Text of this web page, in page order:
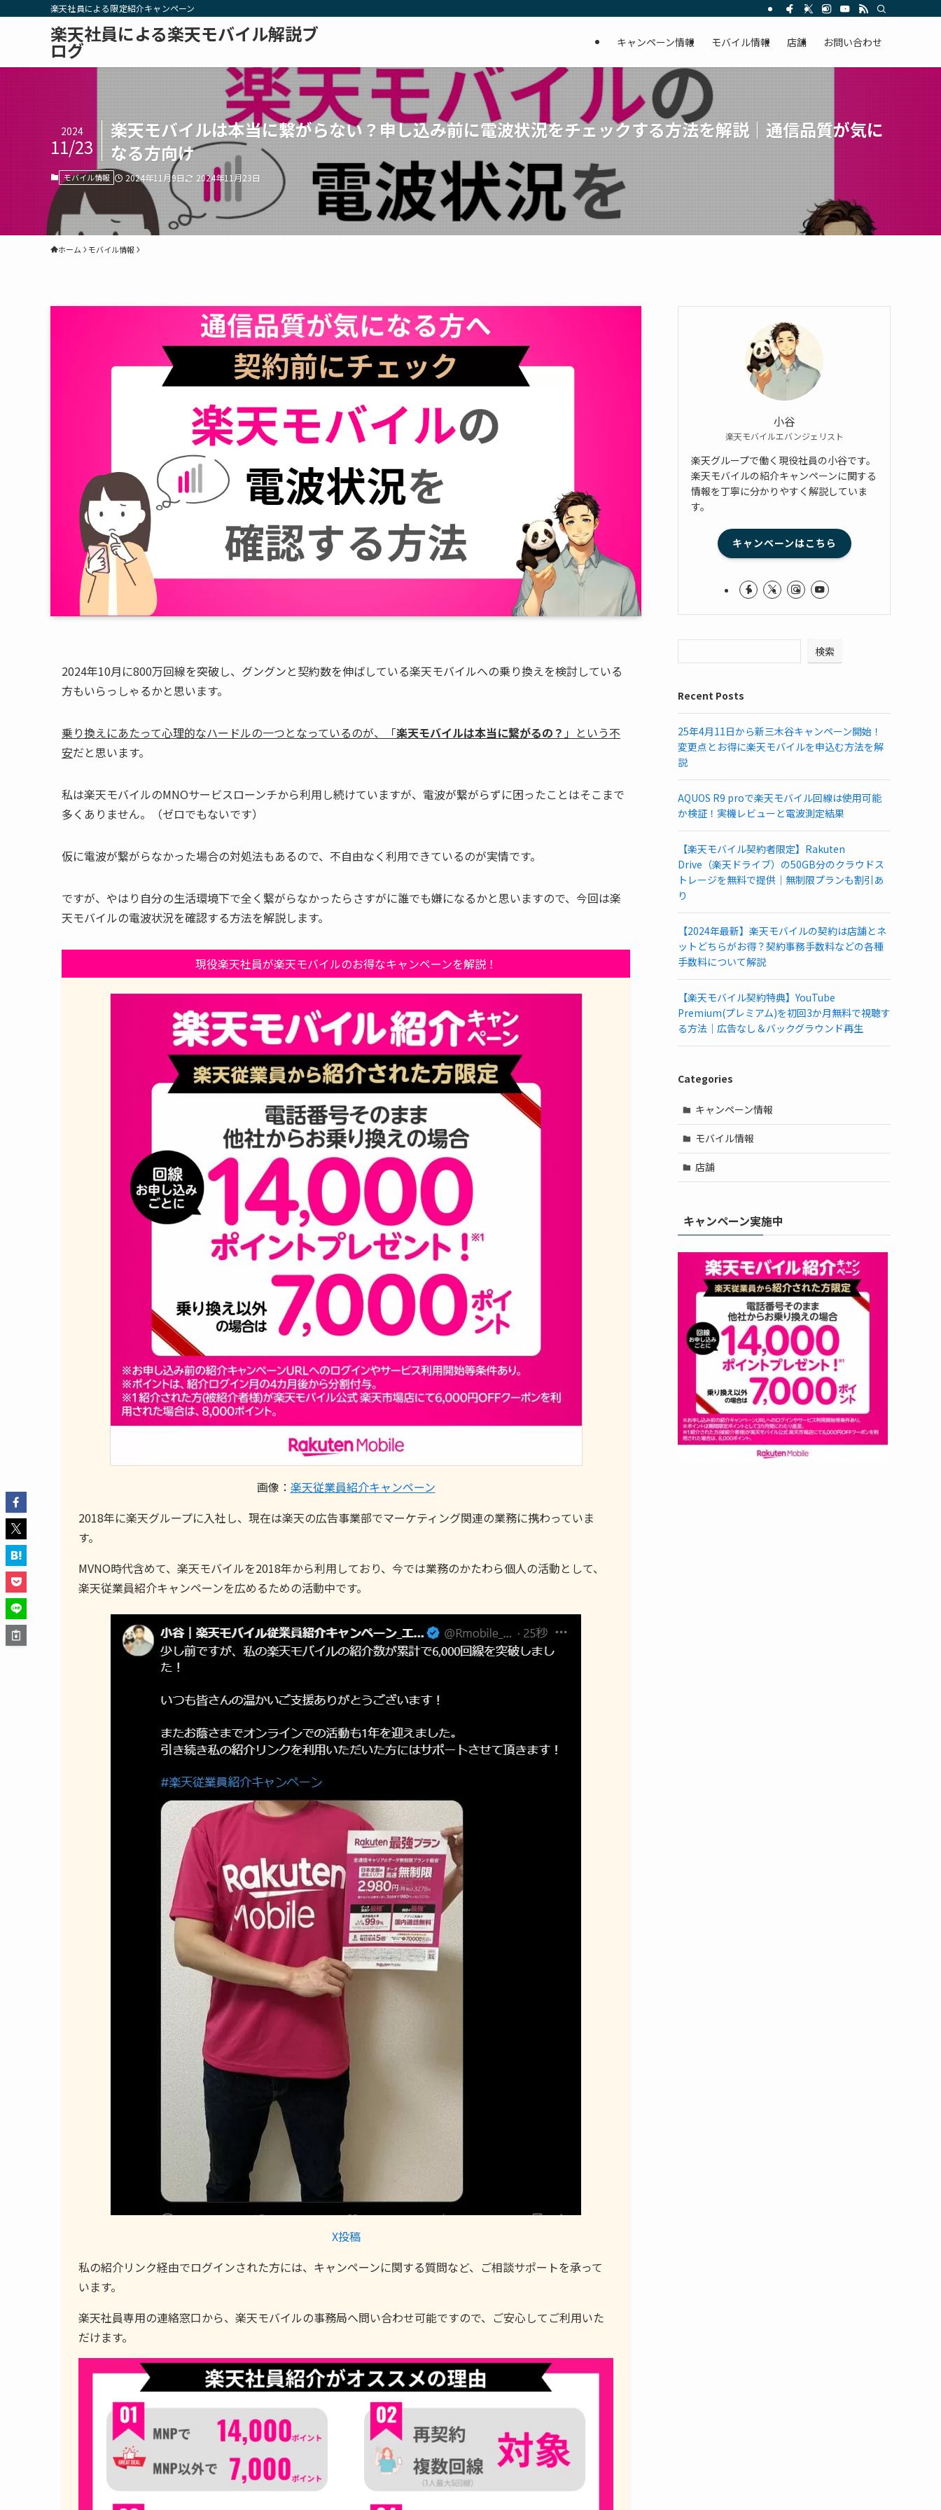
楽天社員による限定紹介キャンペーン
楽天社員による楽天モバイル解説ブ
ログ キャンペーン情報 モバイル情報 店舗 お問い合わせ
楽天モバイルは本当に繋がらない？申し込み前に電波状況をチェックする方法を解説｜通信品質が気に
なる方向け
2024
11/23
モバイル情報 2024年11月9日 2024年11月23日
ホーム モバイル情報
2024年10月に800万回線を突破し、グングンと契約数を伸ばしている楽天モバイルへの乗り換えを検討している
方もいらっしゃるかと思います。
乗り換えにあたって心理的なハードルの一つとなっているのが、「楽天モバイルは本当に繋がるの？ 」という不
安だと思います。
私は楽天モバイルのMNOサービスローンチから利用し続けていますが、電波が繋がらずに困ったことはそこまで
多くありません。（ゼロでもないです）
仮に電波が繋がらなかった場合の対処法もあるので、不自由なく利用できているのが実情です。
ですが、やはり自分の生活環境下で全く繋がらなかったらさすがに誰でも嫌になるかと思いますので、今回は楽
天モバイルの電波状況を確認する方法を解説します。
現役楽天社員が楽天モバイルのお得なキャンペーンを解説！
画像： 楽天従業員紹介キャンペーン
2018年に楽天グループに入社し、現在は楽天の広告事業部でマーケティング関連の業務に携わっていま
す。
MVNO時代含めて、楽天モバイルを2018年から利用しており、今では業務のかたわら個人の活動として、
楽天従業員紹介キャンペーンを広めるための活動中です。
X投稿
私の紹介リンク経由でログインされた方には、キャンペーンに関する質問など、ご相談サポートを承って
います。
楽天社員専用の連絡窓口から、楽天モバイルの事務局へ問い合わせ可能ですので、ご安心してご利用いた
だけます。
小谷
楽天モバイルエバンジェリスト
楽天グループで働く現役社員の小谷です。
楽天モバイルの紹介キャンペーンに関する
情報を丁寧に分かりやすく解説していま
す。
キャンペーンはこちら
検索
Recent Posts
25年4月11日から新三木谷キャンペーン開始！
変更点とお得に楽天モバイルを申込む方法を解
説
AQUOS R9 proで楽天モバイル回線は使用可能
か検証！実機レビューと電波測定結果
【楽天モバイル契約者限定】Rakuten
Drive（楽天ドライブ）の50GB分のクラウドス
トレージを無料で提供｜無制限プランも割引あ
り
【2024年最新】楽天モバイルの契約は店舗とネ
ットどちらがお得？契約事務手数料などの各種
手数料について解説
【楽天モバイル契約特典】YouTube
Premium(プレミアム)を初回3か月無料で視聴す
る方法｜広告なし＆バックグラウンド再生
Categories
キャンペーン情報
モバイル情報
店舗
キャンペーン実施中